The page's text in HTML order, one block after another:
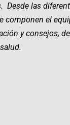
Desde las
componen el
y consejos,